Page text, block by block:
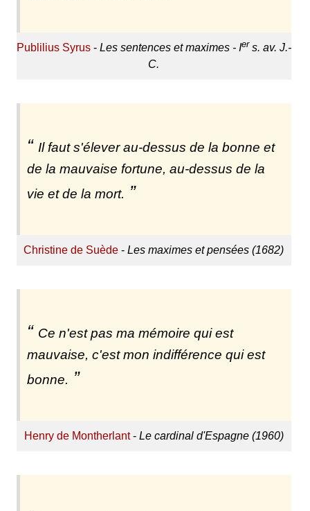
Publilius Syrus- Les sentences et maximes - Iers. av. J.-
C.
Il faut s'élever au-dessus de la bonne et
de la mauvaise fortune, au-dessus de la
vie et de la mort.
Christine de Suède -Les maximes et pensées (1682)
Ce n'est pas ma mémoire qui est
mauvaise, c'est mon indifférence qui est
bonne.
Henry de Montherlant- Le cardinal d'Espagne (1960)